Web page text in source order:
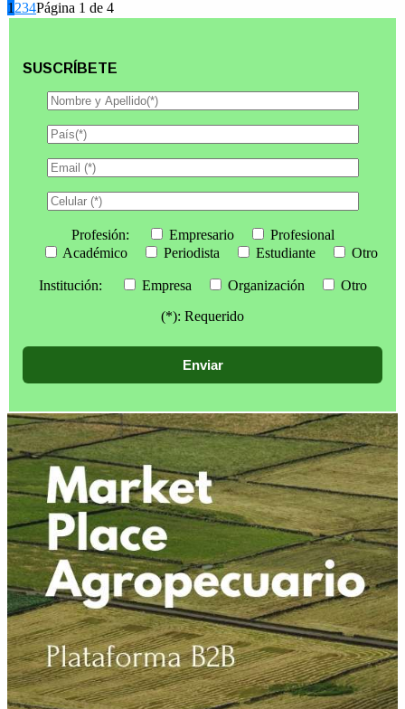
1234Página 1 de 4
SUSCRÍBETE
Profesión: Empresario
Profesional
Académico
Periodista Estudiante Otro
Institución: Empresa Organización
Otro
(*): Requerido